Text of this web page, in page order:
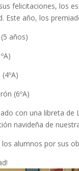
felicitaciones, los
Este año, los
años)
(6ºA)
con una libreta de
navideña de
alumnos por sus